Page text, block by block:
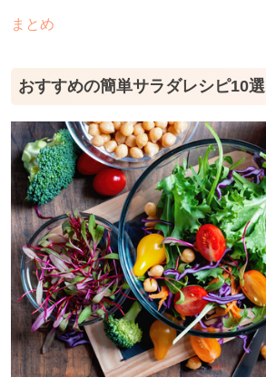
まとめ
おすすめの簡単サラダレシピ10選